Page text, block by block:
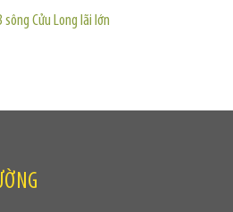
Cửu Long lãi lớn